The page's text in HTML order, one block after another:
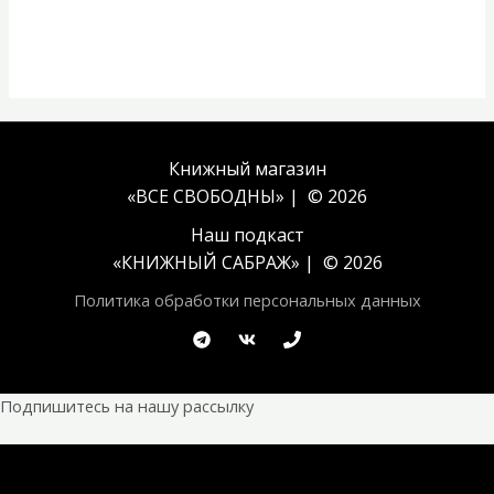
Книжный магазин
«ВСЕ СВОБОДНЫ» | © 2026
Наш подкаст
«КНИЖНЫЙ САБРАЖ» | © 2026
Политика обработки персональных данных
Подпишитесь на нашу рассылку